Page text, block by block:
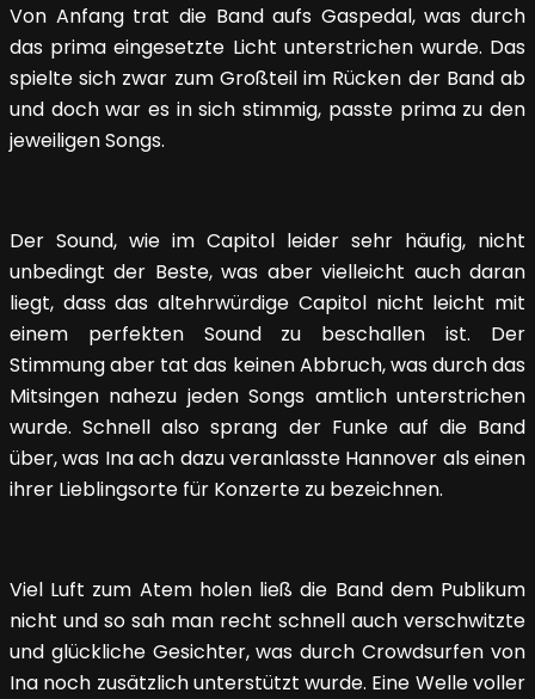
Von Anfang trat die Band aufs Gaspedal, was durch
das prima eingesetzte Licht unterstrichen wurde. Das
spielte sich zwar zum Großteil im Rücken der Band ab
und doch war es in sich stimmig, passte prima zu den
jeweiligen Songs.
Der Sound, wie im Capitol leider sehr häufig, nicht
unbedingt der Beste, was aber vielleicht auch daran
liegt, dass das altehrwürdige Capitol nicht leicht mit
einem perfekten Sound zu beschallen ist. Der
Stimmung aber tat das keinen Abbruch, was durch das
Mitsingen nahezu jeden Songs amtlich unterstrichen
wurde. Schnell also sprang der Funke auf die Band
über, was Ina ach dazu veranlasste Hannover als einen
ihrer Lieblingsorte für Konzerte zu bezeichnen.
Viel Luft zum Atem holen ließ die Band dem Publikum
nicht und so sah man recht schnell auch verschwitzte
und glückliche Gesichter, was durch Crowdsurfen von
Ina noch zusätzlich unterstützt wurde. Eine Welle voller